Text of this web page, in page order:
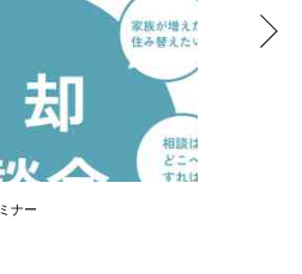
ナー